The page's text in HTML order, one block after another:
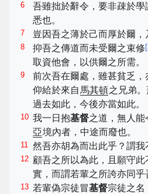
6
吾雖拙於辭令，要非疎於
悉也。
7 豈因吾之薄於己而厚於爾，
8 抑吾之傳道而未受爾之束修 [
取資他會，以供爾之所需。
9
前次吾在爾處，雖甚貧乏
仰給於來自馬其頓之兄弟。
過去如此，今後亦當如此。
10 我一日抱基督之道，無人
亞境內者，中途而廢也。
11 然吾亦胡為而出此乎？謂我
12 顧吾之所以為此，且願守
實，而謂若輩之所誇亦同乎
13 若輩偽宗徒冒基督宗徒之名